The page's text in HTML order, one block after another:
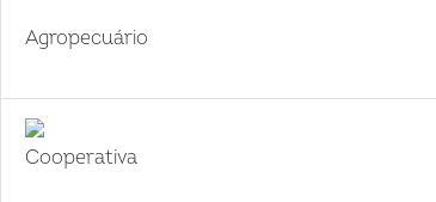
Agropecuário
Cooperativa